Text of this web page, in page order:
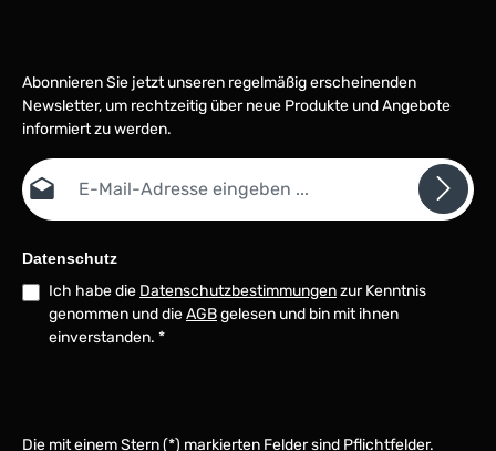
Abonnieren Sie jetzt unseren regelmäßig erscheinenden
Newsletter, um rechtzeitig über neue Produkte und Angebote
informiert zu werden.
E-Mail-Adresse*
Datenschutz
Ich habe die Datenschutzbestimmungenzur Kenntnis
genommen und dieAGBgelesen und bin mit ihnen
einverstanden. *
Die mit einem Stern (*) markierten Felder sind Pflichtfelder.